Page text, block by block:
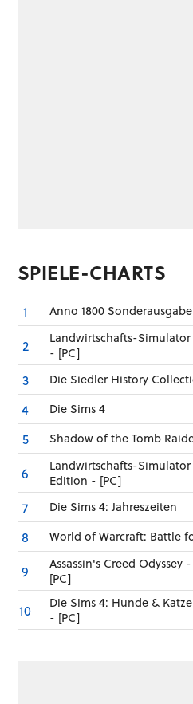
SPIELE-CHARTS
1 Anno 1800
2
Landwirtschafts-Simulator
- [PC]
3 Die Siedler History
4 Die Sims 4
5 Shadow of the Tomb
6
Landwirtschafts-
Edition - [PC]
7 Die Sims 4: Jahreszeiten
8 World of Warcraft: Battle
9
Assassin's Creed
[PC]
10
Die Sims 4: Hunde &
- [PC]